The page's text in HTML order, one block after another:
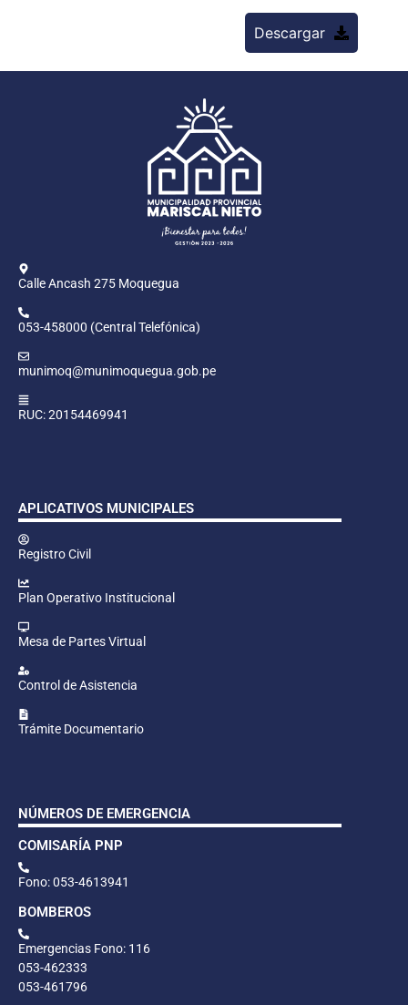
Descargar
Calle Ancash 275 Moquegua
053-458000 (Central Telefónica)
munimoq@munimoquegua.gob.pe
RUC: 20154469941
APLICATIVOS MUNICIPALES
Registro Civil
Plan Operativo Institucional
Mesa de Partes Virtual
Control de Asistencia
Trámite Documentario
NÚMEROS DE EMERGENCIA
COMISARÍA PNP
Fono: 053-4613941
BOMBEROS
Emergencias Fono: 116
053-462333
053-461796